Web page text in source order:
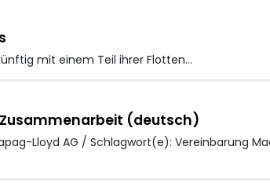
mit einem Teil ihrer Flotten…
(deutsch)
Lloyd AG / Schlagwort(e): Vereinbarung